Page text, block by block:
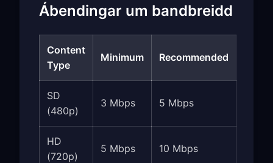
Ábendingar um bandbreidd
Content
Type
Minimum Recommended
SD
(480p)
3 Mbps 5 Mbps
HD
(720p)
5 Mbps 10 Mbps